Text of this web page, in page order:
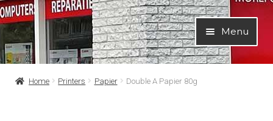
Ga
door
naar
navigatie
Ga
naar
de
inhoud
Menu
Home Printers Papier Double A Papier 80g